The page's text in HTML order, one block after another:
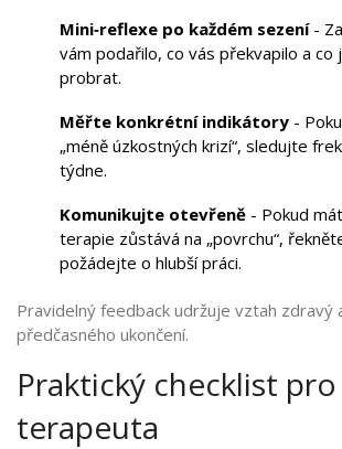
Mini‑reflexe po každém sezení-
vám podařilo, co vás překvapilo a
probrat.
Měřte konkrétní indikátory -
„méně úzkostných krizí“, sledujte
týdne.
Komunikujte otevřeně - Pokud
terapie zůstává na „povrchu“,
požádejte o hlubší práci.
Pravidelný feedback udržuje vztah zdravý
předčasného ukončení.
Praktický checklist
terapeuta